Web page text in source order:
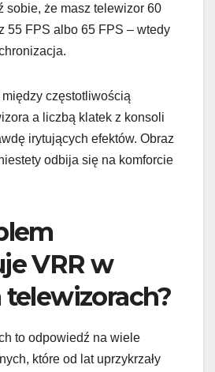
sobie, że masz telewizor 60
55 FPS albo 65 FPS – wtedy
częstotliwością
a liczbą klatek z konsoli
irytujących efektów. Obraz
odbija się na komforcie
VRR w
telewizorach?
to odpowiedź na wiele
które od lat uprzykrzały